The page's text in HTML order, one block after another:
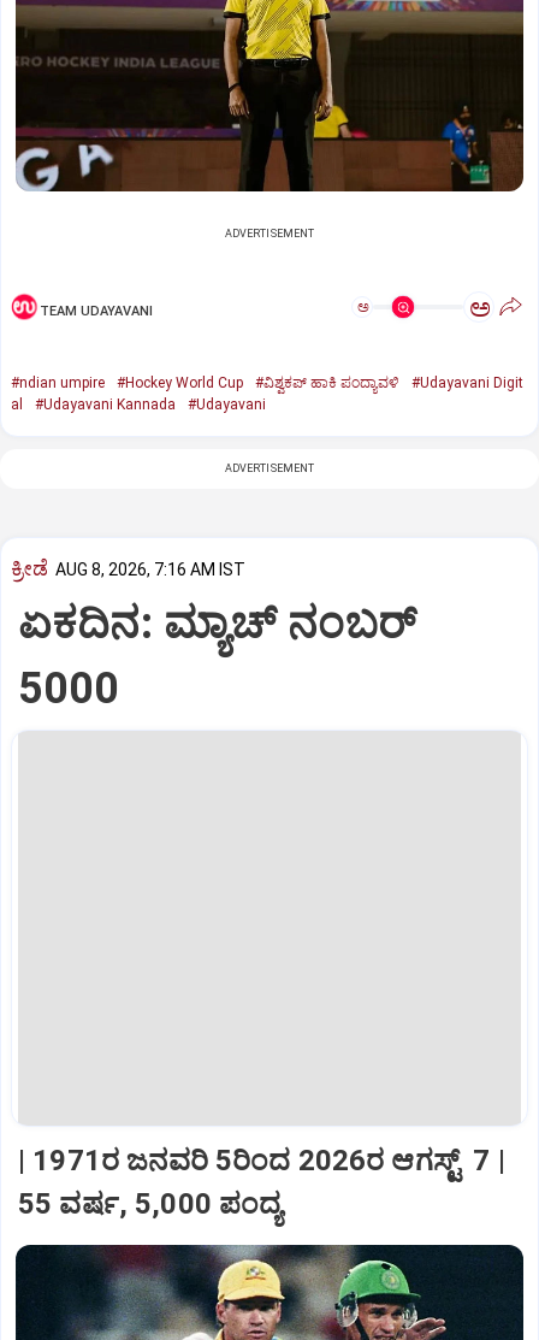
ADVERTISEMENT
TEAM UDAYAVANI ಅ ಅ
#ndian umpire #Hockey World Cup #ವಿಶ್ವಕಪ್‌ ಹಾಕಿ ಪಂದ್ಯಾವಳಿ
#Udayavani Digit
al
#Udayavani Kannada #Udayavani
ADVERTISEMENT
ಕ್ರೀಡೆ AUG 8, 2026, 7:16 AM IST
ಏಕದಿನ: ಮ್ಯಾಚ್‌ ನಂಬರ್‌
5000
| 1971ರ ಜನವರಿ 5ರಿಂದ 2026ರ ಆಗಸ್ಟ್‌ 7 |
55 ವರ್ಷ, 5,000 ಪಂದ್ಯ